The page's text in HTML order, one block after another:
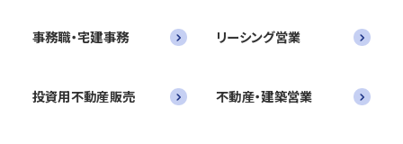
事務職・宅建事務 リーシング営業
投資用不動産販売 不動産・建築営業